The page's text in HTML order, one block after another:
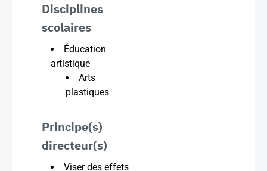
Disciplines
scolaires
Éducation
artistique
Arts
plastiques
Principe(s)
directeur(s)
Viser des effets